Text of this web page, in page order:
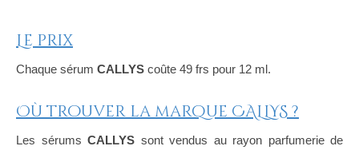
Le prix
Chaque sérum CALLYS coûte 49 frs pour 12 ml.
Où trouver la marque CALLYS ?
Les sérums CALLYS sont vendus au rayon parfumerie de